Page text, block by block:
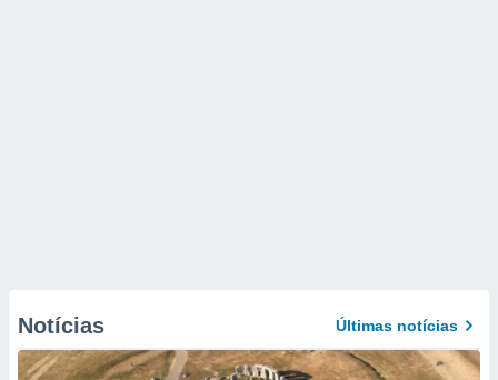
Notícias Últimas notícias